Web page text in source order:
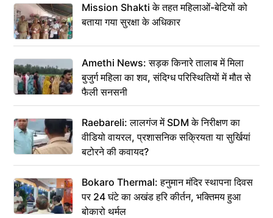
Mission Shakti के तहत महिलाओं-बेटियों को
बताया गया सुरक्षा के अधिकार
Amethi News: सड़क किनारे तालाब में मिला
बुजुर्ग महिला का शव, संदिग्ध परिस्थितियों में मौत से
फैली सनसनी
Raebareli: लालगंज में SDM के निरीक्षण का
वीडियो वायरल, प्रशासनिक सक्रियता या सुर्खियां
बटोरने की कवायद?
Bokaro Thermal: हनुमान मंदिर स्थापना दिवस
पर 24 घंटे का अखंड हरि कीर्तन, भक्तिमय हुआ
बोकारो थर्मल